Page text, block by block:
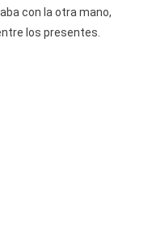
con la otra mano,
los presentes.